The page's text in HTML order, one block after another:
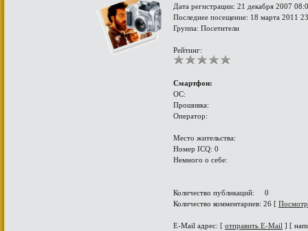
Дата регистрации: 21 декабря 2007
Последнее посещение: 18 марта 2011
Группа: Посетители
Рейтинг:
Смартфон:
ОС:
Прошивка:
Оператор:
Место жительства:
Номер ICQ: 0
Немного о себе:
Количество публикаций: 0
Количество комментариев: 26 [
E-Mail адрес: [ отправить E-Mail ] [